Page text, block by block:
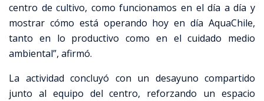
centro de cultivo, como funcionamos en el día a día y
mostrar cómo está operando hoy en día AquaChile,
tanto en lo productivo como en el cuidado medio
ambiental”, afirmó.
La actividad concluyó con un desayuno compartido
junto al equipo del centro, reforzando un espacio